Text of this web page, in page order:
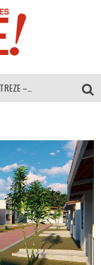
MULTIOFICINAS / AMOBLARE / TREZE – Especial Interiorismo & Decoración 2026
COLINEAL – Especial Interiorismo & Decoración 2026
ADRIANA HOYOS DESIGN STUDIO – Especial Interiorismo & Decoración 2026